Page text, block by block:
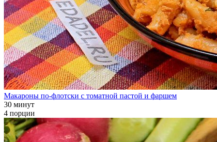
Макароны по-флотски с томатной пастой и фаршем
30 минут
4 порции